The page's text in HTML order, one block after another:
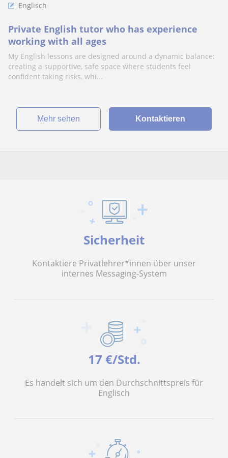
Englisch
Private English tutor who has experience
working with all ages
My English lessons are designed around a dynamic balance:
creating a supportive, safe space where students feel
confident taking risks, whi...
Mehr sehen Kontaktieren
Sicherheit
Kontaktiere Privatlehrer*innen über unser
internes Messaging-System
17 €/Std.
Es handelt sich um den Durchschnittspreis für
Englisch